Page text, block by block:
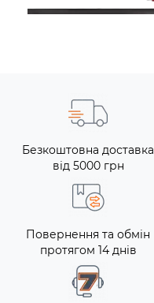
Безкоштовна доставка
від 5000 грн
Повернення та обмін
протягом 14 днів